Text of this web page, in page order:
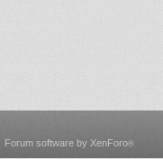
Forum software by XenForo®